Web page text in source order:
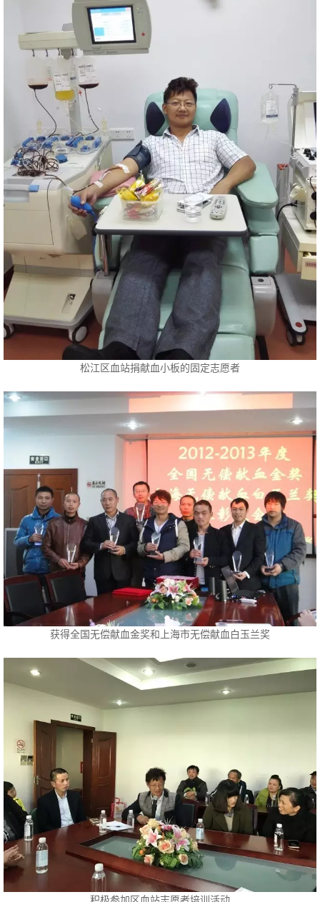
松江区血站捐献血小板的固定志愿者
获得全国无偿献血金奖和上海市无偿献血白玉兰奖